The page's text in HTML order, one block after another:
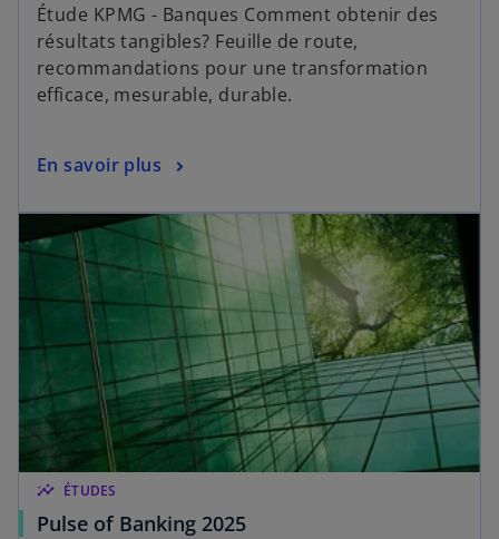
Étude KPMG - Banques Comment obtenir des
résultats tangibles? Feuille de route,
recommandations pour une transformation
efficace, mesurable, durable.
En savoir plus
insights ÉTUDES
Pulse of Banking 2025